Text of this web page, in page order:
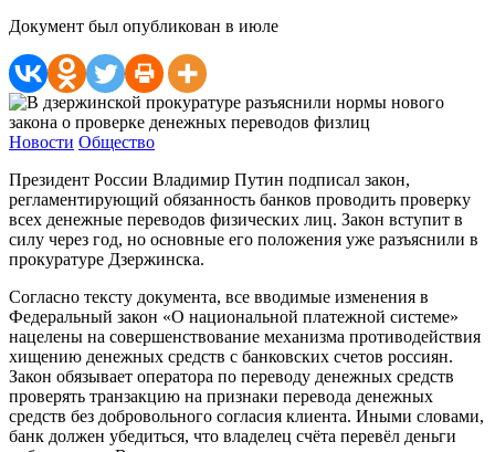
Документ был опубликован в июле
Новости Общество
Президент России Владимир Путин подписал закон,
регламентирующий обязанность банков проводить проверку
всех денежные переводов физических лиц. Закон вступит в
силу через год, но основные его положения уже разъяснили в
прокуратуре Дзержинска.
Согласно тексту документа, все вводимые изменения в
Федеральный закон «О национальной платежной системе»
нацелены на совершенствование механизма противодействия
хищению денежных средств с банковских счетов россиян.
Закон обязывает оператора по переводу денежных средств
проверять транзакцию на признаки перевода денежных
средств без добровольного согласия клиента. Иными словами,
банк должен убедиться, что владелец счёта перевёл деньги